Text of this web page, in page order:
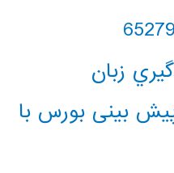
زبان
بینی بورس با